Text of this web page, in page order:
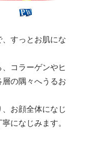
すっとお肌にな
コラーゲンやヒ
の隅々へうるお
お顔全体になじ
になじみます。